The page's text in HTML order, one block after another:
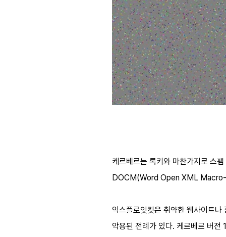
케르베르는 록키와 마찬가지로 스
DOCM(Word Open XML
익스플로잇킷은 취약한 웹사이트
악용된 전례가 있다. 케르베르 버